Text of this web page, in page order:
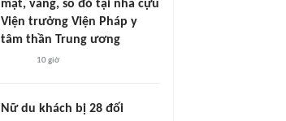
mặt, vàng, sổ đỏ tại nhà cựu
Viện trưởng Viện Pháp y
tâm thần Trung ương
10 giờ
Nữ du khách bị 28 đối